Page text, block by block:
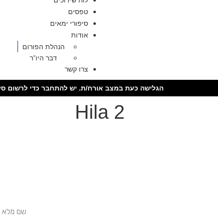
טפסים
סיפורי ימאים
אודות
הנהלת הפורום
דבר היו”ר
צרו קשר
הגלישה כעת במצב אורח/ת. יש להתחבר כדי לרשום
Hila 2